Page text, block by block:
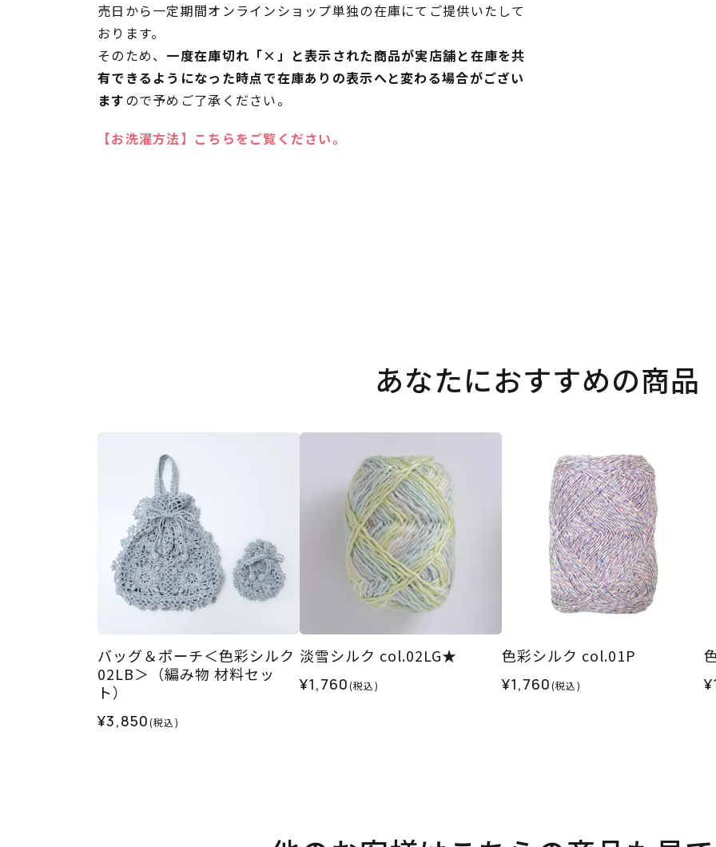
売日から一定期間オンラインショップ単独の在庫にてご提供いたして
おります。
そのため、 一度在庫切れ「×」と表示された商品が実店舗と在庫を共
有できるようになった時点で在庫ありの表示へと変わる場合がござい
ますので予めご了承ください。
【お洗濯方法】こちらをご覧ください。
あなたにおすすめの商品
バッグ＆ポーチ＜色彩シルク
02LB＞（編み物 材料セッ
ト）
¥3,850(税込)
淡雪シルク col.02LG★
¥1,760(税込)
色彩シルク col.01P
¥1,760(税込)